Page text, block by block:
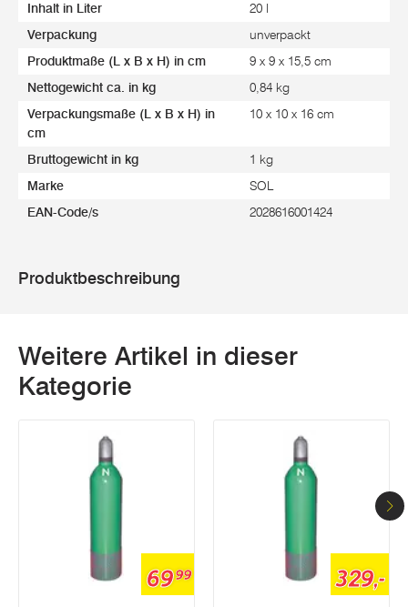
Inhalt in Liter 20 l
Verpackung unverpackt
Produktmaße (L x B x H) in cm 9 x 9 x 15,5 cm
Nettogewicht ca. in kg 0,84 kg
Verpackungsmaße (L x B x H) in
cm
10 x 10 x 16 cm
Bruttogewicht in kg 1 kg
Marke SOL
EAN-Code/s 2028616001424
Produktbeschreibung
Weitere Artikel in dieser
Kategorie
6999 329,-